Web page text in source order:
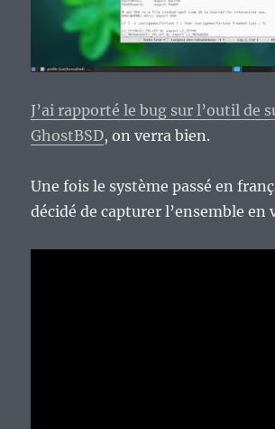
J’ai rapporté le bug sur l’outil de
GhostBSD, on verra bien.
Une fois le système passé en
décidé de capturer l’ensemble en